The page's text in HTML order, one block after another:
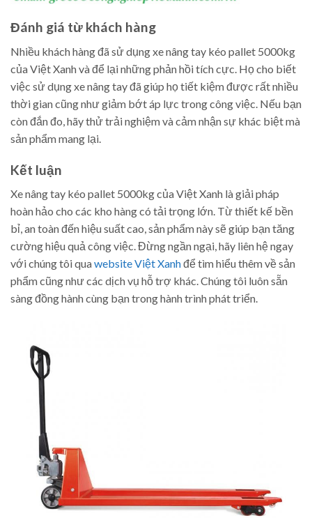
Đánh giá từ khách hàng
Nhiều khách hàng đã sử dụng xe nâng tay kéo pallet 5000kg
của Việt Xanh và để lại những phản hồi tích cực. Họ cho biết
việc sử dụng xe nâng tay đã giúp họ tiết kiệm được rất nhiều
thời gian cũng như giảm bớt áp lực trong công việc. Nếu bạn
còn đắn đo, hãy thử trải nghiệm và cảm nhận sự khác biệt mà
sản phẩm mang lại.
Kết luận
Xe nâng tay kéo pallet 5000kg của Việt Xanh là giải pháp
hoàn hảo cho các kho hàng có tải trọng lớn. Từ thiết kế bền
bỉ, an toàn đến hiệu suất cao, sản phẩm này sẽ giúp bạn tăng
cường hiệu quả công việc. Đừng ngần ngại, hãy liên hệ ngay
với chúng tôi quawebsite Việt Xanhđể tìm hiểu thêm về sản
phẩm cũng như các dịch vụ hỗ trợ khác. Chúng tôi luôn sẵn
sàng đồng hành cùng bạn trong hành trình phát triển.